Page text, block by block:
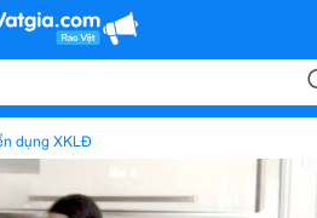
dụng XKLĐ